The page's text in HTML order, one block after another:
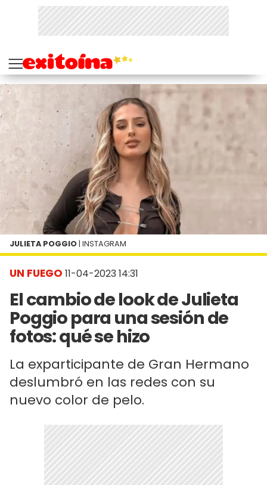
UN FUEGO 11-04-2023 14:31
El cambio de look de Julieta
Poggio para una sesión de
fotos: qué se hizo
La exparticipante de Gran Hermano
deslumbró en las redes con su
nuevo color de pelo.
JULIETA POGGIO | INSTAGRAM